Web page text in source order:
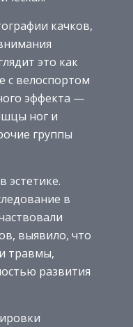
качков,
это как
с велоспортом
эффекта —
ног и
группы
эстетике.
в
выявило, что
травмы,
развития